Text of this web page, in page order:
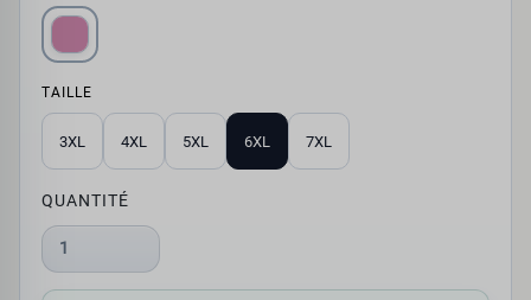
TAILLE
3XL 4XL 5XL 6XL 7XL
QUANTITÉ
1